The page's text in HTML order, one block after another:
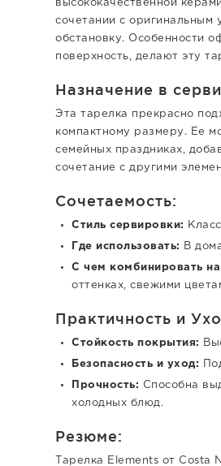
высококачественной
сочетании с оригинальным
обстановку. Особенности
поверхность, делают эту
Назначение в
Эта тарелка прекрасно
компактному размеру. Ее
семейных праздниках,
сочетание с другими
Сочетаемость:
Стиль сервировки:
Где использовать: В
С чем комбинировать на
оттенках, свежими
Практичность и
Стойкость покрытия:
Безопасность и уход:
Прочность: Способна
холодных блюд.
Резюме:
Тарелка Elements от Costa